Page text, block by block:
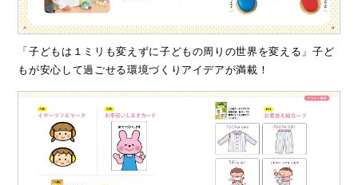
「子どもは１ミリも変えずに子どもの周りの世界を変える」子ど
もが安心して過ごせる環境づくりアイデアが満載！